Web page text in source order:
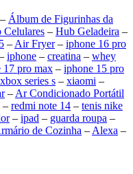
– Álbum de Figurinhas da
Celulares – Hub Geladeira –
– Air Fryer– iphone 16 pro
iphone – creatina – whey
17 pro max – iphone 15 pro
xbox series s – xiaomi –
– Ar Condicionado Portátil
– redmi note 14 – tenis nike
– ipad – guarda roupa –
de Cozinha – Alexa –